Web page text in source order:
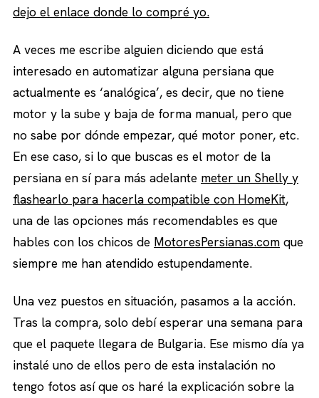
dejo el enlace donde lo compré yo.
A veces me escribe alguien diciendo que está
interesado en automatizar alguna persiana que
actualmente es ‘analógica’, es decir, que no tiene
motor y la sube y baja de forma manual, pero que
no sabe por dónde empezar, qué motor poner, etc.
En ese caso, si lo que buscas es el motor de la
persiana en sí para más adelante meter un Shelly y
flashearlo para hacerla compatible con HomeKit,
una de las opciones más recomendables es que
hables con los chicos de MotoresPersianas.com que
siempre me han atendido estupendamente.
Una vez puestos en situación, pasamos a la acción.
Tras la compra, solo debí esperar una semana para
que el paquete llegara de Bulgaria. Ese mismo día ya
instalé uno de ellos pero de esta instalación no
tengo fotos así que os haré la explicación sobre la